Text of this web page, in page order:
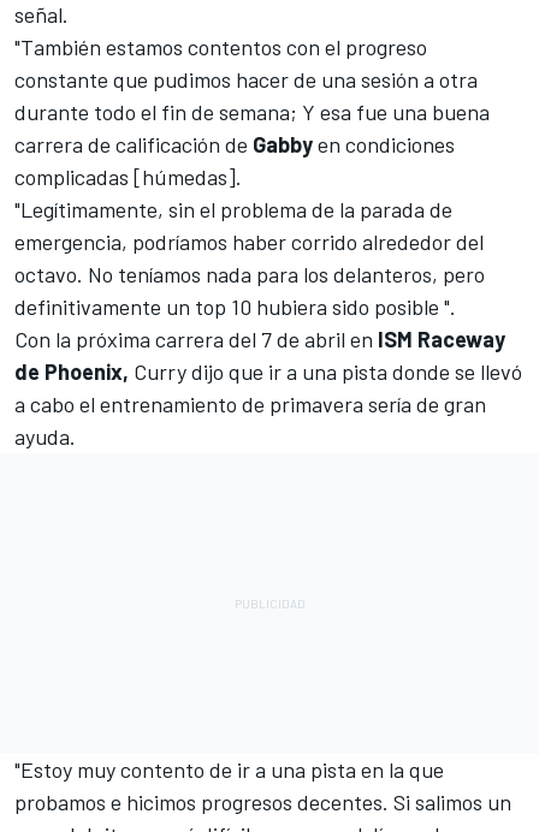
señal.
"También estamos contentos con el progreso
constante que pudimos hacer de una sesión a otra
durante todo el fin de semana; Y esa fue una buena
carrera de calificación de Gabbyen condiciones
complicadas [húmedas].
"Legítimamente, sin el problema de la parada de
emergencia, podríamos haber corrido alrededor del
octavo. No teníamos nada para los delanteros, pero
definitivamente un top 10 hubiera sido posible ".
Con la próxima carrera del 7 de abril en ISM Raceway
de Phoenix, Curry dijo que ir a una pista donde se llevó
a cabo el entrenamiento de primavera sería de gran
ayuda.
"Estoy muy contento de ir a una pista en la que
probamos e hicimos progresos decentes. Si salimos un